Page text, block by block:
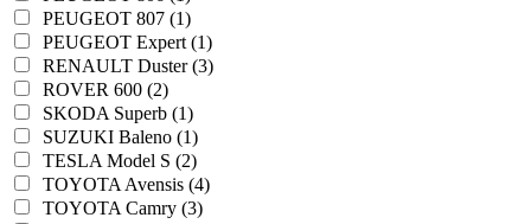
PEUGEOT 807 (1)
PEUGEOT Expert (1)
RENAULT Duster (3)
ROVER 600 (2)
SKODA Superb (1)
SUZUKI Baleno (1)
TESLA Model S (2)
TOYOTA Avensis (4)
TOYOTA Camry (3)